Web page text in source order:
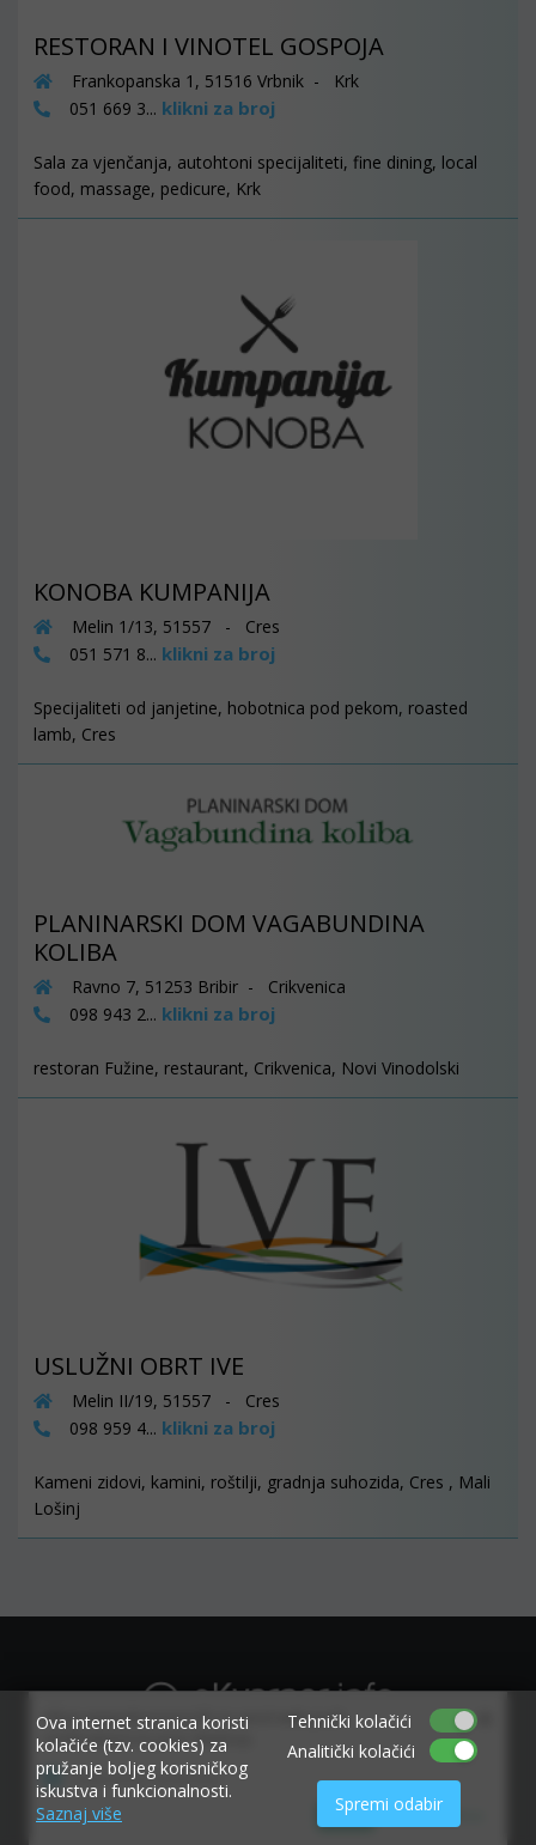
Allow www.ekvarner.info to send web push
notifications to your desktop.
Powered by SendPulse
Don't allow
Allow
×
RESTORAN I VINOTEL GOSPOJA
Frankopanska 1, 51516 Vrbnik - Krk
051 669 3... klikni za broj
Sala za vjenčanja, autohtoni specijaliteti, fine dining, local
food, massage, pedicure, Krk
KONOBA KUMPANIJA
Melin 1/13, 51557 - Cres
051 571 8... klikni za broj
Specijaliteti od janjetine, hobotnica pod pekom, roasted
lamb, Cres
PLANINARSKI DOM VAGABUNDINA
KOLIBA
Ravno 7, 51253 Bribir - Crikvenica
098 943 2... klikni za broj
restoran Fužine, restaurant, Crikvenica, Novi Vinodolski
USLUŽNI OBRT IVE
Melin II/19, 51557 - Cres
098 959 4... klikni za broj
Kameni zidovi, kamini, roštilji, gradnja suhozida, Cres , Mali
Lošinj
Ova internet stranica koristi
kolačiće (tzv. cookies) za
pružanje boljeg korisničkog
iskustva i funkcionalnosti.
Saznaj više
Tehnički kolačići
Analitički kolačići
Spremi odabir